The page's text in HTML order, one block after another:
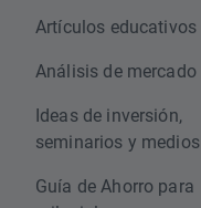
Artículos educativos
Análisis de mercado
Ideas de inversión,
seminarios y medios
Guía de Ahorro para